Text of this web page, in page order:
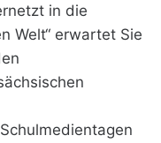
in die
Welt“ erwartet Sie